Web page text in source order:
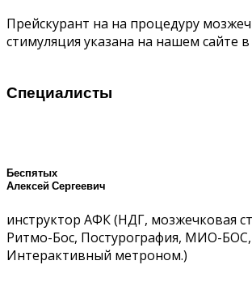
Прейскурант на на процедуру
стимуляция указана на нашем сайте
Специалисты
Беспятых
Алексей Сергеевич
инструктор АФК (НДГ, мозжечковая
Ритмо-Бос, Постурография, МИО-БОС,
Интерактивный метроном.)